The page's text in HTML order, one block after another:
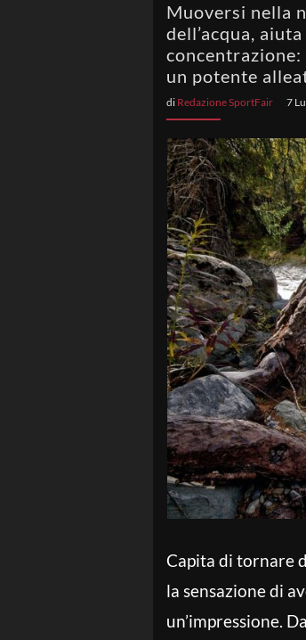
Muoversi nella
dell’acqua,
un potente
di Redazione SportFair 7
Capita di tornare
la sensazione di
un’impressione.